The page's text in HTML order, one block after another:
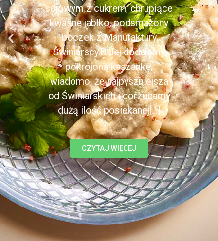
sojowym z cukrem, chrupiące
kwaśne jabłko, podsmażony
boczek z Manufaktury
Świniarscy.Dalej dodajemy
pokrojoną kaszankę,
wiadomo, że najpyszniejsza
od Świniarskich i dorzucamy
dużą ilość posiekanej[...]
CZYTAJ WIĘCEJ